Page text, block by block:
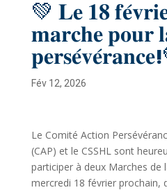
💚 𝐋𝐞 𝟏𝟖
𝐦𝐚𝐫𝐜𝐡𝐞 𝐩𝐨𝐮𝐫
Fév 12, 2026
Le Comité Action
(CAP) et le CSSHL sont
participer à deux Marches de
mercredi 18 février prochain,